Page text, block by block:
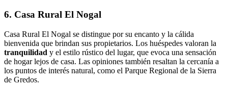
6. Casa Rural El Nogal
Casa Rural El Nogal se distingue por su encanto y la cálida
bienvenida que brindan sus propietarios. Los huéspedes valoran la
tranquilidad y el estilo rústico del lugar, que evoca una sensación
de hogar lejos de casa. Las opiniones también resaltan la cercanía a
los puntos de interés natural, como el Parque Regional de la Sierra
de Gredos.